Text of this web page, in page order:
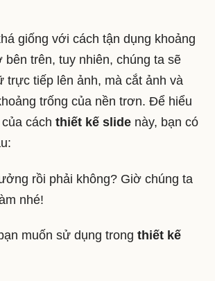
giống với cách tận dụng khoảng
bên trên, tuy nhiên, chúng ta sẽ
trực tiếp lên ảnh, mà cắt ảnh và
trống của nền trơn. Để hiểu
cách thiết kế slide này, bạn có
rồi phải không? Giờ chúng ta
nhé!
muốn sử dụng trong thiết kế